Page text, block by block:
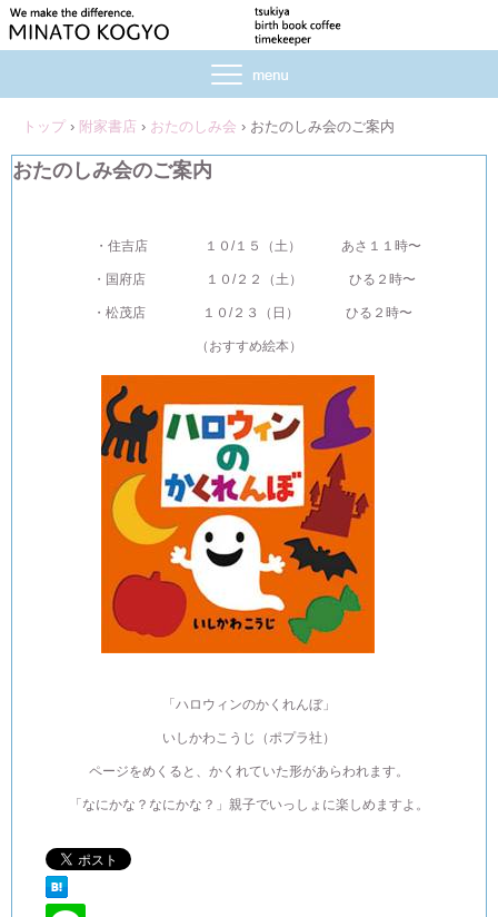
トップ › 附家書店 › おたのしみ会 › おたのしみ会のご案内
おたのしみ会のご案内
・住吉店 １０/１５（土） あさ１１時〜
・国府店 １０/２２（土） ひる２時〜
・松茂店 １０/２３（日） ひる２時〜
（おすすめ絵本）
「ハロウィンのかくれんぼ」
いしかわこうじ（ポプラ社）
ページをめくると、かくれていた形があらわれます。
「なにかな？なにかな？」親子でいっしょに楽しめますよ。